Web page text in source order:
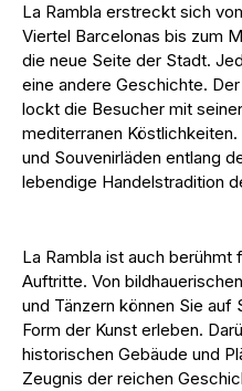
La Rambla erstreckt sich
Viertel Barcelonas bis zum
die neue Seite der Stadt.
eine andere Geschichte.
lockt die Besucher mit
mediterranen
und Souvenirläden entlang
lebendige Handelstradition
La Rambla ist auch
Auftritte. Von
und Tänzern können Sie auf
Form der Kunst erleben.
historischen Gebäude und
Zeugnis der reichen